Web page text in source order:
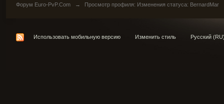
Форум Euro-PvP.Com → Просмотр профиля: Изменения статуса: BernardMar
Использовать мобильную версию Изменить стиль Русский